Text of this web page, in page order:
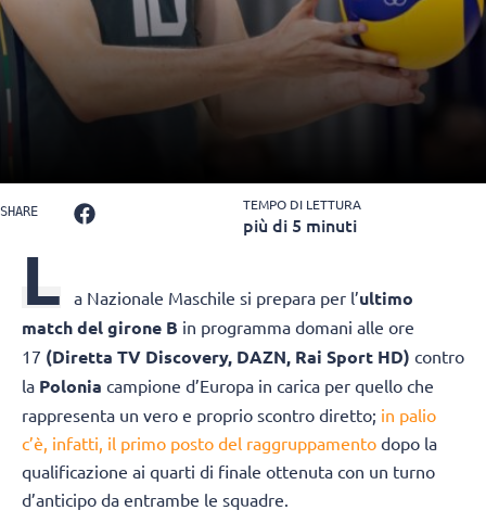
SHARE TEMPO DI LETTURA
più di 5 minuti
L a Nazionale Maschile si prepara per l’ultimo
match del girone B in programma domani alle ore
17 (Diretta TV Discovery, DAZN, Rai Sport HD) contro
la Polonia campione d’Europa in carica per quello che
rappresenta un vero e proprio scontro diretto; in palio
c’è, infatti, il primo posto del raggruppamento dopo la
qualificazione ai quarti di finale ottenuta con un turno
d’anticipo da entrambe le squadre.